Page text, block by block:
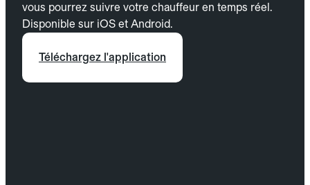
vous pourrez suivre votre chauffeur en temps réel.
Disponible sur iOS et Android.
Téléchargez l'application